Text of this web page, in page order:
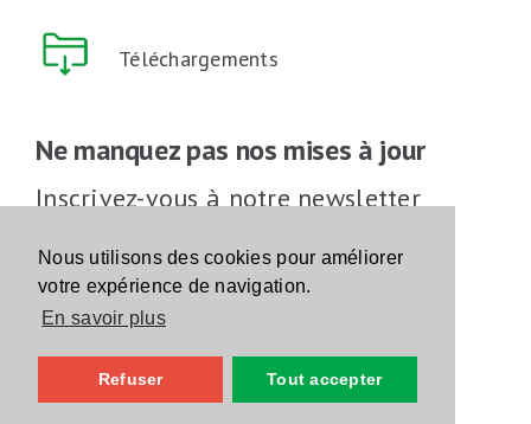
Nous utilisons des cookies pour améliorer
votre expérience de navigation.
En savoir plus
Refuser Tout accepter
Téléchargements
Ne manquez pas nos mises à jour
Inscrivez-vous à notre newsletter
Inscrivez-vous
Suivez-nous sur les réseaux sociaux